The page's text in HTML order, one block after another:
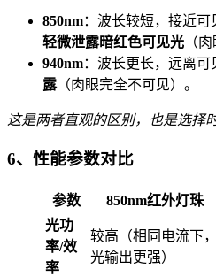
850nm：波长较短，接近
轻微泄露暗红色可见光 （
940nm：波长更长，远离可
露（肉眼完全不可见）。
这是两者直观的区别，也是选择
6、性能参数对比
参数 850nm红外灯珠
光功
率/效
率
较高（相同电流下，
光输出更强）